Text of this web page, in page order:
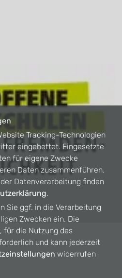
Tracking-Technologien
eingebettet. Eingesetzte
für eigene Zwecke
Daten zusammenführen.
Datenverarbeitung finden
.
Sie ggf. in die Verarbeitung
Zwecken ein. Die
die Nutzung des
und kann jederzeit
widerrufen